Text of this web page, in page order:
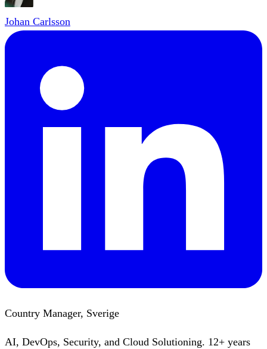
Johan Carlsson
Country Manager, Sverige
AI, DevOps, Security, and Cloud Solutioning. 12+ years